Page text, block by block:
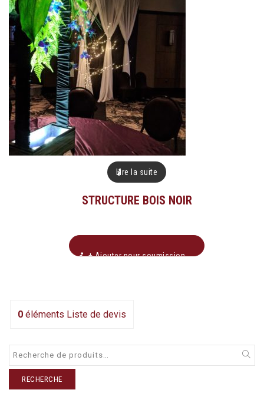
Lire la suite
STRUCTURE BOIS NOIR
+ Ajouter pour soumission
0 éléments Liste de devis
RECHERCHE